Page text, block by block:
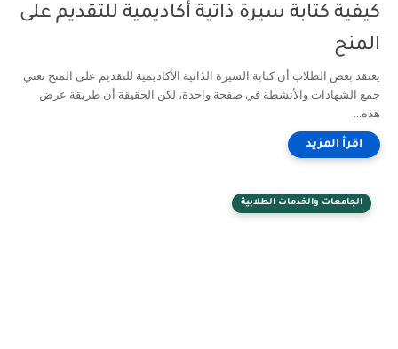
كتابة سيرة ذاتية أكاديمية للتقديم على
بعض الطلاب أن كتابة السيرة الذاتية الأكاديمية للتقديم على المنح تعني
الشهادات والأنشطة في صفحة واحدة، لكن الحقيقة أن طريقة عرض
الجامعات والخدمات الطلابية